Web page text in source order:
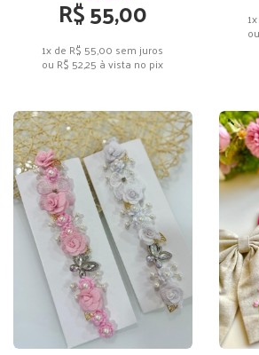
R$ 55,00
1x de R$ 55,00 sem juros
ou R$ 52,25 à vista no pix
ou